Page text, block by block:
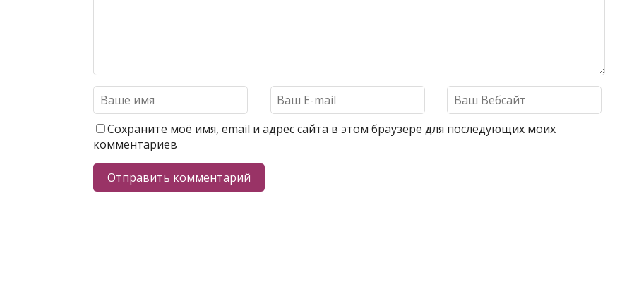
Сохраните моё имя, email и адрес сайта в этом браузере для последующих моих
комментариев